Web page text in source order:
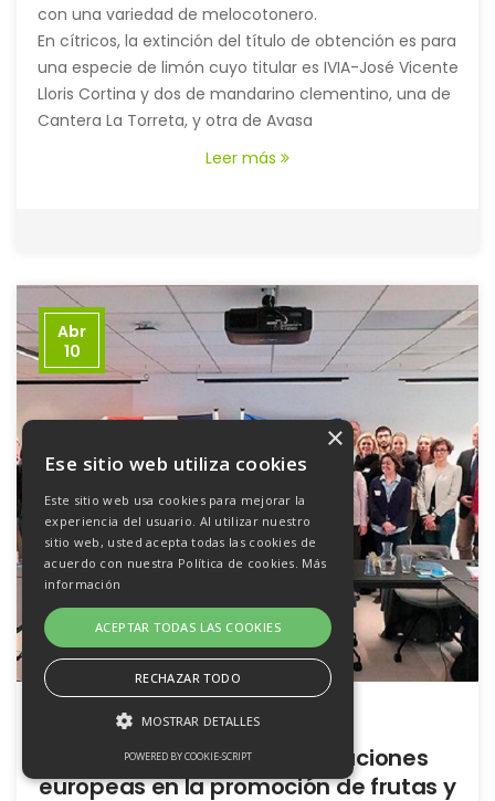
con una variedad de melocotonero.
En cítricos, la extinción del título de obtención es para
una especie de limón cuyo titular es IVIA-José Vicente
Lloris Cortina y dos de mandarino clementino, una de
Cantera La Torreta, y otra de Avasa
Leer más
Abr
10
1
HORTIESPAÑA y 11 organizaciones
europeas en la promoción de frutas y
×
Ese sitio web utiliza cookies
Este sitio web usa cookies para mejorar la
experiencia del usuario. Al utilizar nuestro
sitio web, usted acepta todas las cookies de
acuerdo con nuestra Política de cookies. Más
información
ACEPTAR TODAS LAS COOKIES
RECHAZAR TODO
MOSTRAR DETALLES
POWERED BY COOKIE-SCRIPT